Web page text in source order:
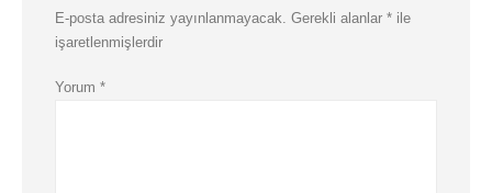
E-posta adresiniz yayınlanmayacak. Gerekli alanlar * ile
işaretlenmişlerdir
Yorum *